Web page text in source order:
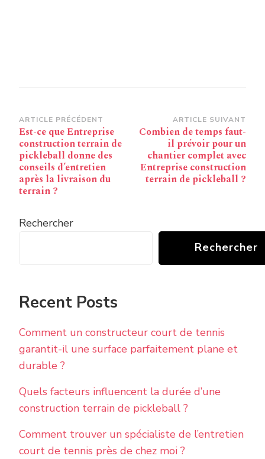
Navigation
d’article
ARTICLE PRÉCÉDENT
Est-ce que Entreprise
construction terrain de
pickleball donne des
conseils d’entretien
après la livraison du
terrain ?
ARTICLE SUIVANT
Combien de temps faut-
il prévoir pour un
chantier complet avec
Entreprise construction
terrain de pickleball ?
Rechercher
Rechercher
Recent Posts
Comment un constructeur court de tennis
garantit-il une surface parfaitement plane et
durable ?
Quels facteurs influencent la durée d’une
construction terrain de pickleball ?
Comment trouver un spécialiste de l’entretien
court de tennis près de chez moi ?